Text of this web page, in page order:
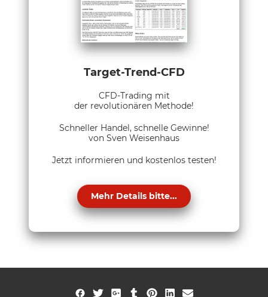
Target-Trend-CFD
CFD-Trading mit
der revolutionären Methode!
Schneller Handel, schnelle Gewinne!
von Sven Weisenhaus
Jetzt informieren und kostenlos testen!
Mehr Details bitte...